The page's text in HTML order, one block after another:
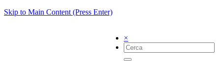
Skip to Main Content (Press Enter)
×